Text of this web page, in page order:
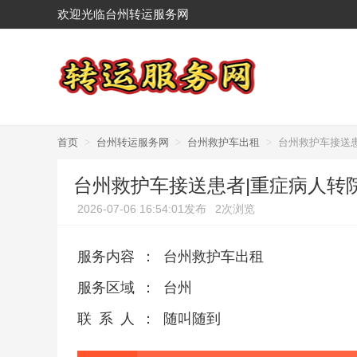
欢迎光临台州转运服务网
首页 > 台州转运服务网 > 台州救护车出租 > 台州救护车接送
台州救护车接送患者|重症病人转
2026-07-06 16:54:01发布 2次浏览
服务内容 ：
台州救护车出租
服务区域
：
台州
联系人
： 随叫随到